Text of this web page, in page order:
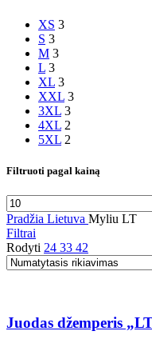
XS 3
S 3
M 3
L 3
XL 3
XXL 3
3XL 3
4XL 2
5XL 2
Filtruoti pagal kainą
Min
kaina
Pradžia Lietuva Myliu LT
Filtrai
Rodyti 24 33 42
Juodas džemperis